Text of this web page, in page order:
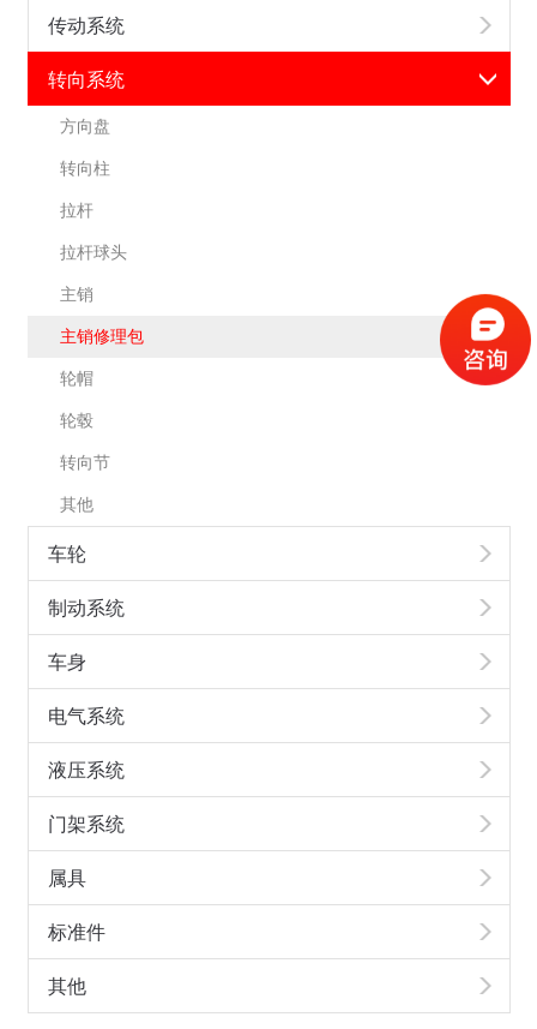
传动系统
转向系统
方向盘
转向柱
拉杆
拉杆球头
主销
主销修理包
轮帽
轮毂
转向节
其他
车轮
制动系统
车身
电气系统
液压系统
门架系统
属具
标准件
其他